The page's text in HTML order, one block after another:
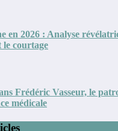
en 2026 : Analyse
le courtage
Frédéric Vasseur, le
médicale